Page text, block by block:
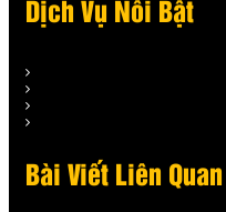
Dịch Vụ Nỗi Bật
Bài Viết Liên Quan